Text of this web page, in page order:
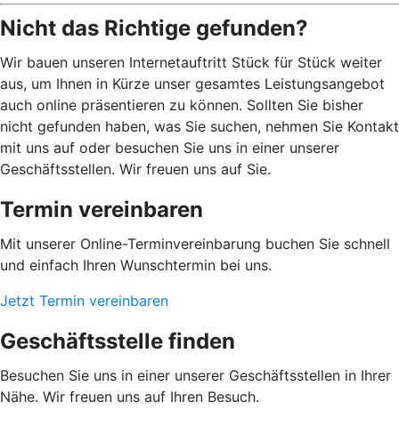
Nicht das Richtige gefunden?
Wir bauen unseren Internetauftritt Stück für Stück weiter
aus, um Ihnen in Kürze unser gesamtes Leistungsangebot
auch online präsentieren zu können. Sollten Sie bisher
nicht gefunden haben, was Sie suchen, nehmen Sie Kontakt
mit uns auf oder besuchen Sie uns in einer unserer
Geschäftsstellen. Wir freuen uns auf Sie.
Termin vereinbaren
Mit unserer Online-Terminvereinbarung buchen Sie schnell
und einfach Ihren Wunschtermin bei uns.
Jetzt Termin vereinbaren
Geschäftsstelle finden
Besuchen Sie uns in einer unserer Geschäftsstellen in Ihrer
Nähe. Wir freuen uns auf Ihren Besuch.